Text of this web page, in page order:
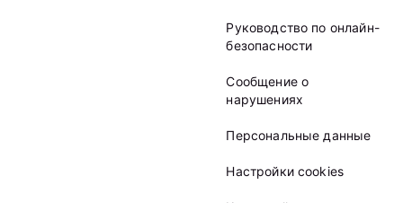
Руководство по онлайн-
безопасности
Сообщение о
нарушениях
Персональные данные
Настройки cookies